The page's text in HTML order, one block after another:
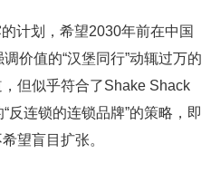
计划，希望2030年前在中国
价值的“汉堡同行”动辄过万的
但似乎符合了Shake Shack
反连锁的连锁品牌”的策略，即
望盲目扩张。